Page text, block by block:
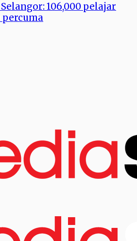
106,000 pelajar